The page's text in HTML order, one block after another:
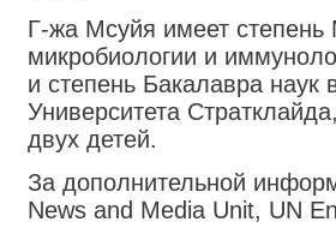
Г-жа Мсуйя имеет степень
микробиологии и
и степень Бакалавра наук
Университета
двух детей.
За дополнительной
News and Media Unit, UN